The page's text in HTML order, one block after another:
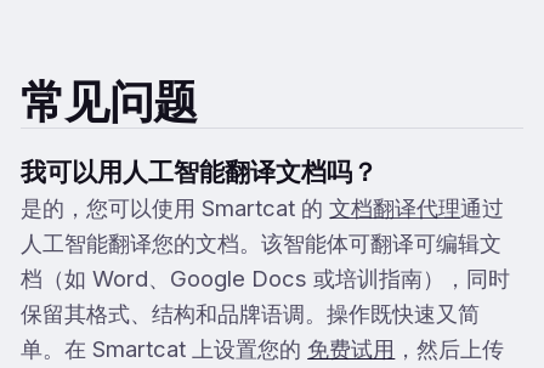
常见问题
我可以用人工智能翻译文档吗？
是的，您可以使用 Smartcat 的文档翻译代理通过
人工智能翻译您的文档。该智能体可翻译可编辑文
档（如 Word、Google Docs 或培训指南），同时
保留其格式、结构和品牌语调。操作既快速又简
单。在 Smartcat 上设置您的 免费试用 ，然后上传